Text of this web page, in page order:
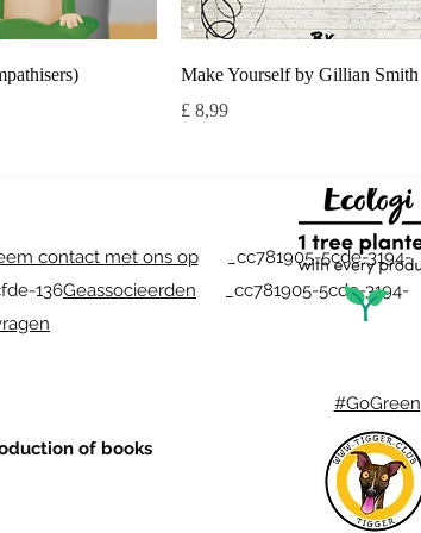
overzicht Snel overzicht
Make Yourself by Gillian Smith
Prijs
£ 8,99
contact met ons op_cc781905-5cde-3194-
136Geassocieerden _cc781905-5cde-3194-
#GoGreen
of books